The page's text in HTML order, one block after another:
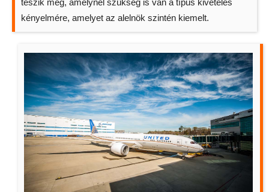
kényelmére, amelyet az alelnök szintén kiemelt.